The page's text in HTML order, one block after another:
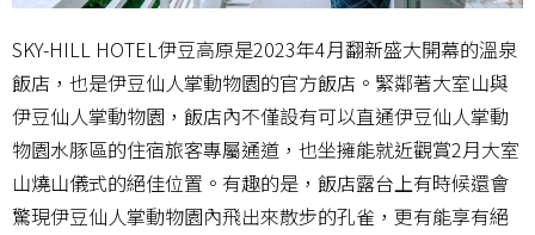
SKY-HILL HOTEL伊豆高原是2023年4月翻新盛大開幕的溫泉
飯店，也是伊豆仙人掌動物園的官方飯店。緊鄰著大室山與
伊豆仙人掌動物園，飯店內不僅設有可以直通伊豆仙人掌動
物園水豚區的住宿旅客專屬通道，也坐擁能就近觀賞2月大室
山燒山儀式的絕佳位置。有趣的是，飯店露台上有時候還會
驚現伊豆仙人掌動物園內飛出來散步的孔雀，更有能享有絕